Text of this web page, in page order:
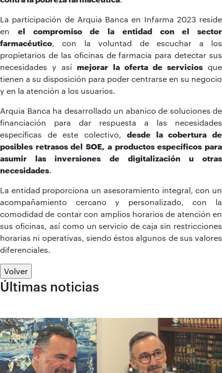
La participación de Arquia Banca en Infarma 2023 reside
en el compromiso de la entidad con el sector
farmacéutico , con la voluntad de escuchar a los
propietarios de las oficinas de farmacia para detectar sus
necesidades y así mejorar la oferta de serviciosque
tienen a su disposición para poder centrarse en su negocio
y en la atención a los usuarios.
Arquia Banca ha desarrollado un abanico de soluciones de
financiación para dar respuesta a las necesidades
específicas de este colectivo,desde la cobertura de
posibles retrasos del SOE, a productos específicos para
asumir las inversiones de digitalización u otras
necesidades
La entidad proporciona un asesoramiento integral, con un
acompañamiento cercano y personalizado, con la
comodidad de contar con amplios horarios de atención en
sus oficinas, así como un servicio de caja sin restricciones
horarias ni operativas, siendo éstos algunos de sus valores
diferenciales.
Volver
Últimas noticias